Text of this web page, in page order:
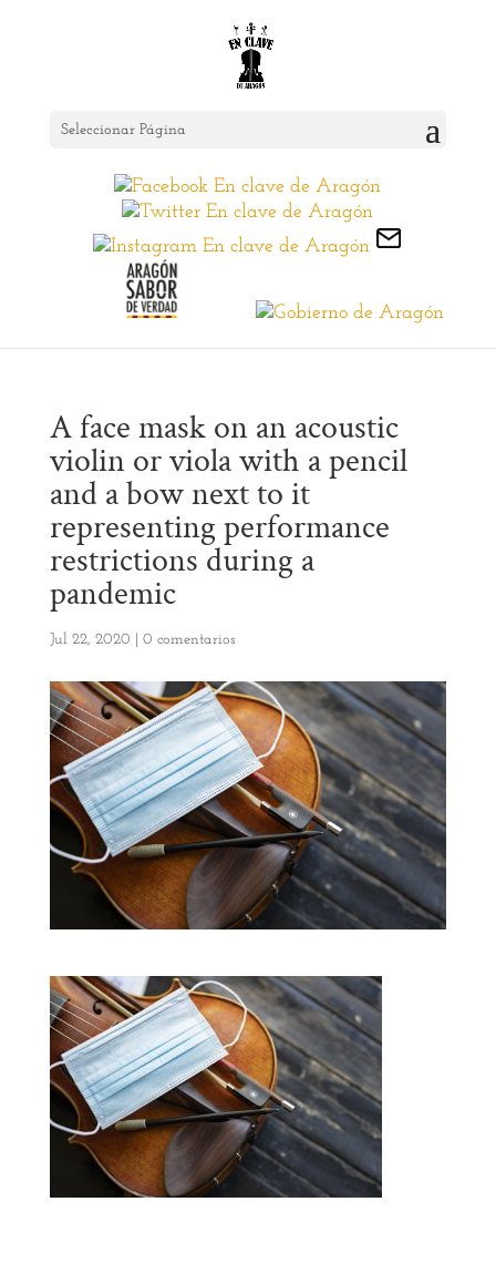
Seleccionar Página
A face mask on an acoustic
violin or viola with a pencil
and a bow next to it
representing performance
restrictions during a
pandemic
Jul 22, 2020 0 comentarios